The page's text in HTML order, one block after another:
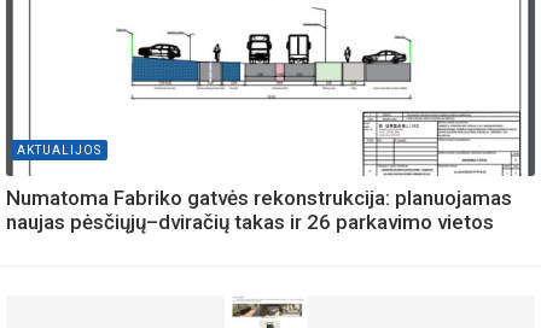
AKTUALIJOS
Numatoma Fabriko gatvės rekonstrukcija: planuojamas
naujas pėsčiųjų–dviračių takas ir 26 parkavimo vietos